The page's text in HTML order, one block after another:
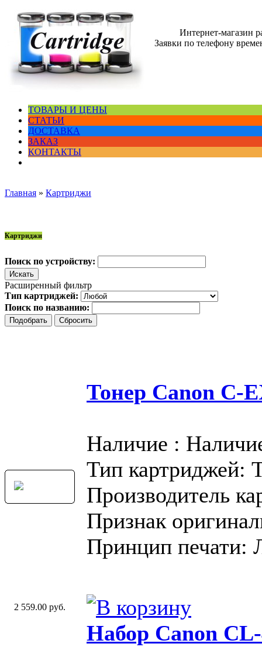
Интернет-магазин
Заявки по телефону
ТОВАРЫ И ЦЕНЫ
СТАТЬИ
ДОСТАВКА
ЗАКАЗ
КОНТАКТЫ
Главная » Картриджи
Картриджи
Поиск по устройству:
Расширенный фильтр
Тип картриджей:
Поиск по названию:
Тонер Canon C-
Наличие :
Тип картриджей:
Производитель
Признак
Принцип печати:
2 559.00 руб.
Набор Canon